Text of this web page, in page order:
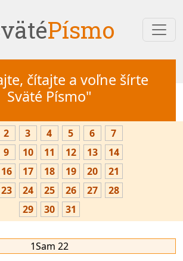
Písmo
čítajte a voľne šírte
Sväté Písmo"
2 3 4 5 6
7
9 10 11 12 13
14
16 17 18 19 20
21
23 24 25 26 27
28
29
30 31
1Sam 22